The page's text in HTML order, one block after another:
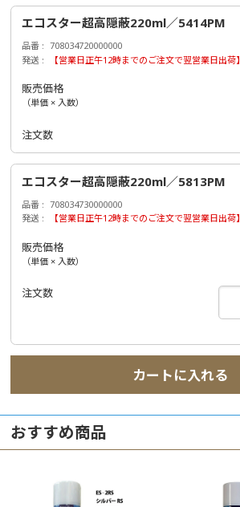
エコスター超高隠蔽220ml／5414PM
品番
708034720000000
発送
【営業日正午12時までのご注文で翌営業日出荷】
販売価格
（単価 × 入数）
注文数
エコスター超高隠蔽220ml／5813PM
品番
708034730000000
発送
【営業日正午12時までのご注文で翌営業日出荷】
販売価格
（単価 × 入数）
注文数
カートに入れる
おすすめ商品